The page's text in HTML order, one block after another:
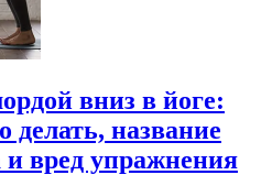
вниз в йоге:
делать, название
и вред упражнения